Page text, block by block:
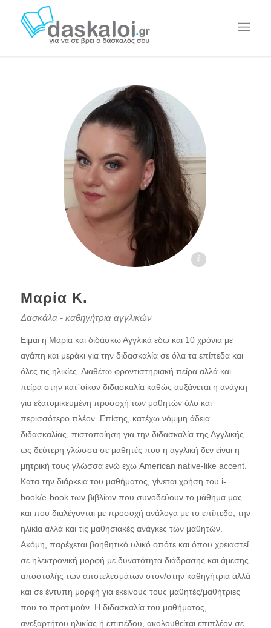
Μαρία Κ. - daskaloi.gr
Μαρία Κ.
Δασκάλα - καθηγήτρια αγγλικών
Είμαι η Μαρία και διδάσκω Αγγλικά εδώ και 10 χρόνια με
αγάπη και μεράκι για την διδασκαλία σε όλα τα επίπεδα και
όλες τις ηλικίες. Διαθέτω φροντιστηριακή πείρα αλλά και
πείρα στην κατ΄οίκον διδασκαλία καθώς αυξάνεται η ανάγκη
για εξατομικευμένη προσοχή των μαθητών όλο και
περισσότερο πλέον. Επίσης, κατέχω νόμιμη άδεια
διδασκαλίας, πιστοποίηση για την διδασκαλία της Αγγλικής
ως δεύτερη γλώσσα σε μαθητές που η αγγλική δεν είναι η
μητρική τους γλώσσα ενώ εχω American native-like accent.
Kατα την διάρκεια του μαθήματος, γίνεται χρήση του i-
book/e-book των βιβλίων που συνοδεύουν το μάθημα μας
και που διαλέγονται με προσοχή ανάλογα με το επίπεδο, την
ηλικία αλλά και τις μαθησιακές ανάγκες των μαθητών.
Ακόμη, παρέχεται βοηθητικό υλικό οπότε και όπου χρειαστεί
σε ηλεκτρονική μορφή με δυνατότητα διάδρασης και άμεσης
αποστολής των αποτελεσμάτων στον/στην καθηγήτρια αλλά
και σε έντυπη μορφή για εκείνους τους μαθητές/μαθήτριες
που το προτιμούν. Η διδασκαλία του μαθήματος,
ανεξαρτήτου ηλικίας ή επιπέδου, ακολουθείται επιπλέον σε